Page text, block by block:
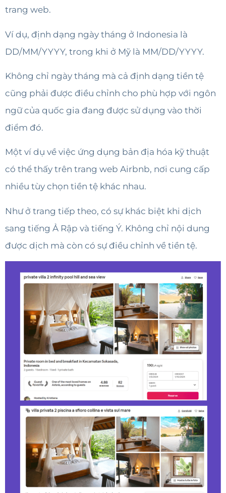
trang web.
Ví dụ, định dạng ngày tháng ở Indonesia là
DD/MM/YYYY, trong khi ở Mỹ là MM/DD/YYYY.
Không chỉ ngày tháng mà cả định dạng tiền tệ
cũng phải được điều chỉnh cho phù hợp với ngôn
ngữ của quốc gia đang được sử dụng vào thời
điểm đó.
Một ví dụ về việc ứng dụng bản địa hóa kỹ thuật
có thể thấy trên trang web Airbnb, nơi cung cấp
nhiều tùy chọn tiền tệ khác nhau.
Như ở trang tiếp theo, có sự khác biệt khi dịch
sang tiếng Ả Rập và tiếng Ý. Không chỉ nội dung
được dịch mà còn có sự điều chỉnh về tiền tệ.